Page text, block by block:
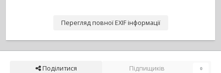
Перегляд повної EXIF інформації
Поділитися Підпищиків 0